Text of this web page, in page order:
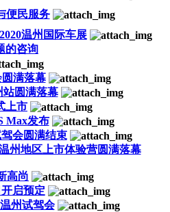
便民服务
温州国际车展
的咨询
满落幕
站圆满落幕
上市
Max发布
会圆满结束
州地区上市体验营圆满落幕
高尚
启预定
州试驾会